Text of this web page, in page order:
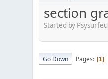
section
Started by
Go Down Pages 1